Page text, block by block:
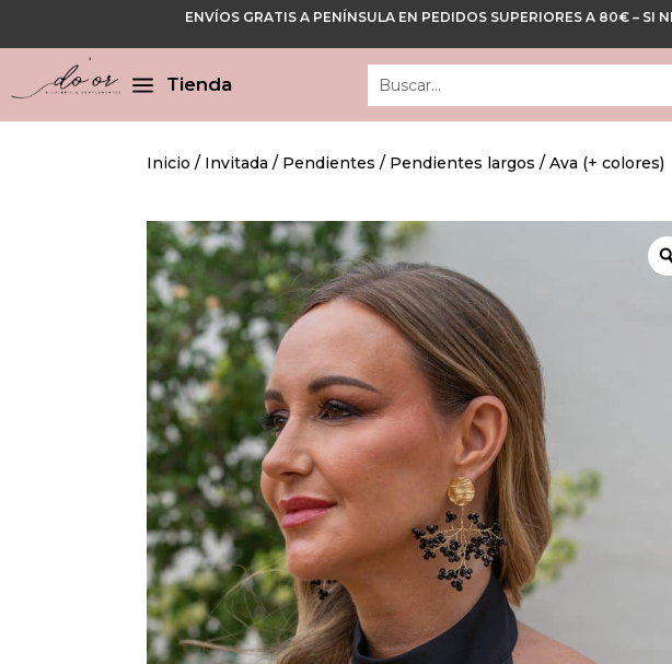
ENVÍOS GRATIS A PENÍNSULA EN PEDIDOS SUPERIORES A 80€ – SI
a Tienda
Cerrar
Inicio / Invitada / Pendientes / Pendientes largos / Ava (+ colores)